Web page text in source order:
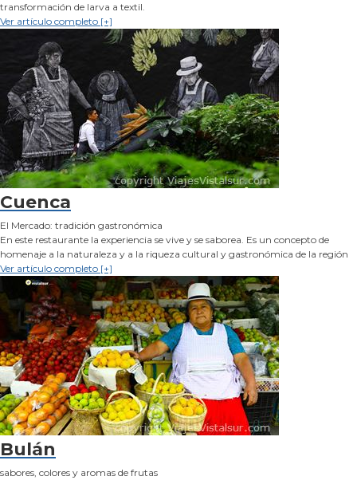
transformación de larva a textil.
Ver artículo completo [+]
Cuenca
El Mercado: tradición gastronómica
En este restaurante la experiencia se vive y se saborea. Es un concepto de
homenaje a la naturaleza y a la riqueza cultural y gastronómica de la región
Ver artículo completo [+]
Bulán
sabores, colores y aromas de frutas